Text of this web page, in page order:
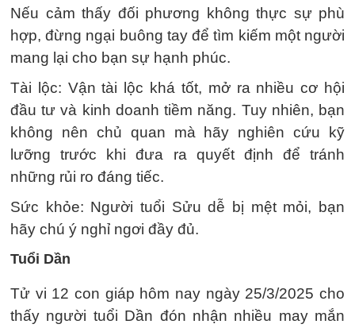
Nếu cảm thấy đối phương không thực sự phù
hợp, đừng ngại buông tay để tìm kiếm một người
mang lại cho bạn sự hạnh phúc.
Tài lộc: Vận tài lộc khá tốt, mở ra nhiều cơ hội
đầu tư và kinh doanh tiềm năng. Tuy nhiên, bạn
không nên chủ quan mà hãy nghiên cứu kỹ
lưỡng trước khi đưa ra quyết định để tránh
những rủi ro đáng tiếc.
Sức khỏe: Người tuổi Sửu dễ bị mệt mỏi, bạn
hãy chú ý nghỉ ngơi đầy đủ.
Tuổi Dần
Tử vi 12 con giáp hôm nay ngày 25/3/2025 cho
thấy người tuổi Dần đón nhận nhiều may mắn